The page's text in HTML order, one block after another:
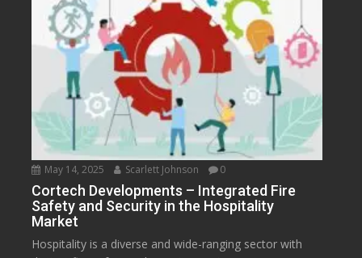
May 14, 2025 Scarlett Johnson 0
Cortech Developments – Integrated Fire
Safety and Security in the Hospitality
Market
Hospitality is a diverse and wide-ranging sector with